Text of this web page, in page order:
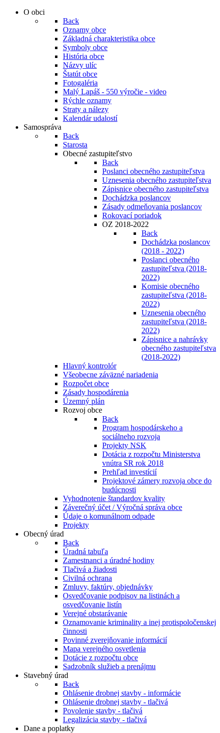
O obci
Back
Oznamy obce
Základná charakteristika obce
Symboly obce
História obce
Názvy ulíc
Štatút obce
Fotogaléria
Malý Lapáš - 550 výročie - video
Rýchle oznamy
Straty a nálezy
Kalendár udalostí
Samospráva
Back
Starosta
Obecné zastupiteľstvo
Back
Poslanci obecného zastupiteľstva
Uznesenia obecného zastupiteľstva
Zápisnice obecného zastupiteľstva
Dochádzka poslancov
Zásady odmeňovania poslancov
Rokovací poriadok
OZ 2018-2022
Back
Dochádzka poslancov
(2018 - 2022)
Poslanci obecného
zastupiteľstva (2018-
2022)
Komisie obecného
zastupiteľstva (2018-
2022)
Uznesenia obecného
zastupiteľstva (2018-
2022)
Zápisnice a nahrávky
obecného zastupiteľstva
(2018-2022)
Hlavný kontrolór
Všeobecne záväzné nariadenia
Rozpočet obce
Zásady hospodárenia
Územný plán
Rozvoj obce
Back
Program hospodárskeho a
sociálneho rozvoja
Projekty NSK
Dotácia z rozpočtu Ministerstva
vnútra SR rok 2018
Prehľad investícií
Projektové zámery rozvoja obce do
budúcnosti
Vyhodnotenie štandardov kvality
Záverečný účet / Výročná správa obce
Údaje o komunálnom odpade
Projekty
Obecný úrad
Back
Úradná tabuľa
Zamestnanci a úradné hodiny
Tlačivá a žiadosti
Civilná ochrana
Zmluvy, faktúry, objednávky
Osvedčovanie podpisov na listinách a
osvedčovanie listín
Verejné obstarávanie
Oznamovanie kriminality a inej protispoločenskej
činnosti
Povinné zverejňovanie informácií
Mapa verejného osvetlenia
Dotácie z rozpočtu obce
Sadzobník služieb a prenájmu
Stavebný úrad
Back
Ohlásenie drobnej stavby - informácie
Ohlásenie drobnej stavby - tlačivá
Povolenie stavby - tlačivá
Legalizácia stavby - tlačivá
Dane a poplatky